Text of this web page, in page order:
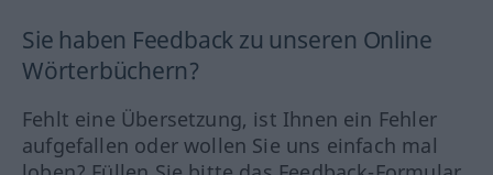
Sie haben Feedback zu unseren Online
Wörterbüchern?
Fehlt eine Übersetzung, ist Ihnen ein Fehler
aufgefallen oder wollen Sie uns einfach mal